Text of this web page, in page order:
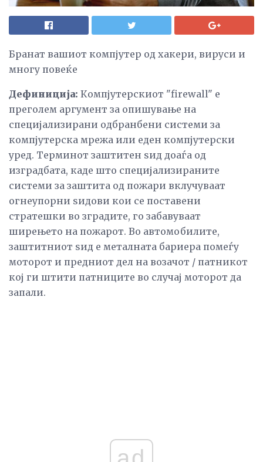
Бранат вашиот компјутер од хакери, вируси и
многу повеќе
Дефиниција: Компјутерскиот "firewall" е
преголем аргумент за опишување на
специјализирани одбранбени системи за
компјутерска мрежа или еден компјутерски
уред. Терминот заштитен ѕид доаѓа од
изградбата, каде што специјализираните
системи за заштита од пожари вклучуваат
огнеупорни ѕидови кои се поставени
стратешки во зградите, го забавуваат
ширењето на пожарот. Во автомобилите,
заштитниот ѕид е металната бариера помеѓу
моторот и предниот дел на возачот / патникот
кој ги штити патниците во случај моторот да
запали.